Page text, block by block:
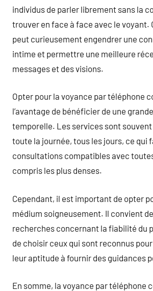
individus de parler librement sans la
trouver en face à face avec le voyant.
peut curieusement engendrer une
intime et permettre une meilleure
messages et des visions.
Opter pour la voyance par téléphone
l’avantage de bénéficier de une
temporelle. Les services sont
toute la journée, tous les jours, ce qui
consultations compatibles avec
compris les plus denses.
Cependant, il est important de opter
médium soigneusement. Il convient
recherches concernant la fiabilité du
de choisir ceux qui sont reconnus
leur aptitude à fournir des guidances
En somme, la voyance par téléphone